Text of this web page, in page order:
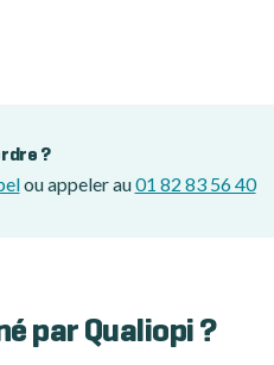
?
ou appeler au01 82 83 56 40
par Qualiopi ?